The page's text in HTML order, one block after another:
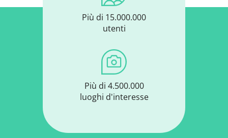
Più di 15.000.000
utenti
Più di 4.500.000
luoghi d'interesse